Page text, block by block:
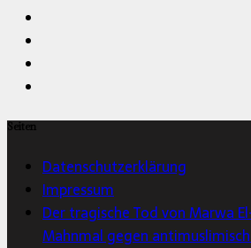
Seiten
Datenschutzerklärung
Impressum
Der tragische Tod von Marwa
Mahnmal gegen